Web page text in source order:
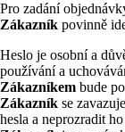
Pro zadání
Zákazník povinně
Heslo je osobní a
používání a
Zákazníkem bude
Zákazník se
hesla a neprozradit